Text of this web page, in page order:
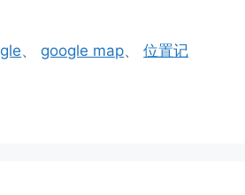
、 google map、位置记